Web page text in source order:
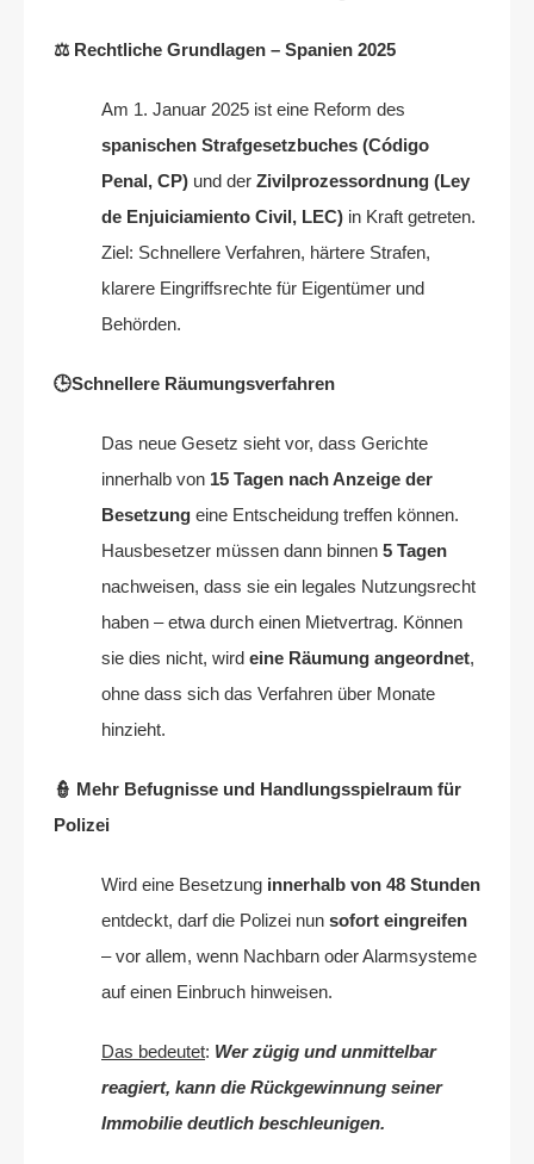
⚖️ Rechtliche Grundlagen – Spanien 2025
Am 1. Januar 2025 ist eine Reform des
spanischen Strafgesetzbuches (Código
Penal, CP) und der Zivilprozessordnung (Ley
de Enjuiciamiento Civil, LEC) in Kraft getreten.
Ziel: Schnellere Verfahren, härtere Strafen,
klarere Eingriffsrechte für Eigentümer und
Behörden.
🕒Schnellere Räumungsverfahren
Das neue Gesetz sieht vor, dass Gerichte
innerhalb von 15 Tagen nach Anzeige der
Besetzung eine Entscheidung treffen können.
Hausbesetzer müssen dann binnen 5 Tagen
nachweisen, dass sie ein legales Nutzungsrecht
haben – etwa durch einen Mietvertrag. Können
sie dies nicht, wird eine Räumung angeordnet,
ohne dass sich das Verfahren über Monate
hinzieht.
👮 Mehr Befugnisse und Handlungsspielraum für
Polizei
Wird eine Besetzung innerhalb von 48 Stunden
entdeckt, darf die Polizei nun sofort eingreifen
– vor allem, wenn Nachbarn oder Alarmsysteme
auf einen Einbruch hinweisen.
Das bedeutet: Wer zügig und unmittelbar
reagiert, kann die Rückgewinnung seiner
Immobilie deutlich beschleunigen.